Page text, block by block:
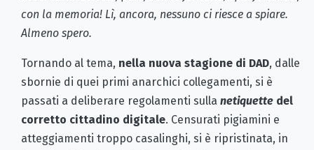
con la memoria! Lì, ancora, nessuno ci riesce a spiare.
Almeno spero.
Tornando al tema, nella nuova stagione di DAD, dalle
sbornie di quei primi anarchici collegamenti, si è
passati a deliberare regolamenti sulla netiquette del
corretto cittadino digitale. Censurati pigiamini e
atteggiamenti troppo casalinghi, si è ripristinata, in